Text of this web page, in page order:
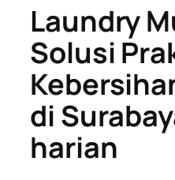
Laundry
Solusi
di
harian